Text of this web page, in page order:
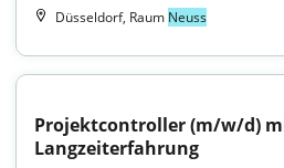
Düsseldorf, Raum Neuss
Projektcontroller (m/w/d)
Langzeiterfahrung